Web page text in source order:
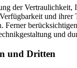
der
und
Ferner
und
und Dritten